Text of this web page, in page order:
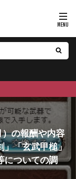
の報酬や内容
」「玄武甲槌」
についての調